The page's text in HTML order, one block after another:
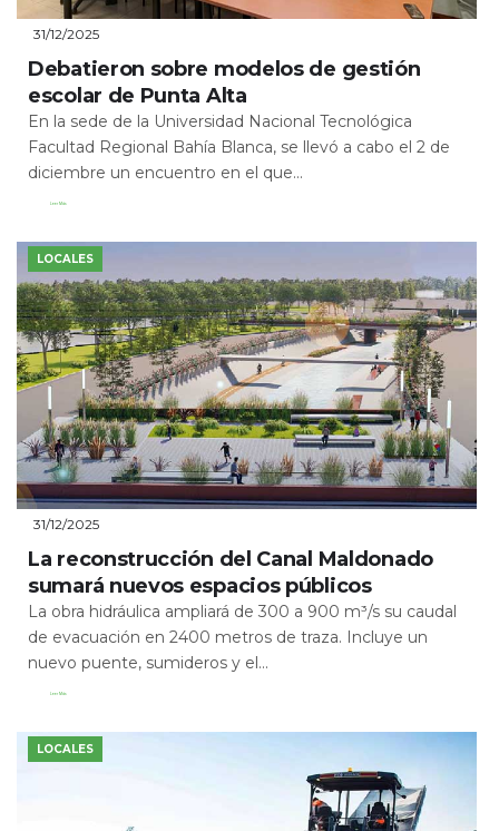
31/12/2025
Debatieron sobre modelos de gestión
escolar de Punta Alta
En la sede de la Universidad Nacional Tecnológica
Facultad Regional Bahía Blanca, se llevó a cabo el 2 de
diciembre un encuentro en el que...
Leer Más
LOCALES
31/12/2025
La reconstrucción del Canal Maldonado
sumará nuevos espacios públicos
La obra hidráulica ampliará de 300 a 900 m³/s su caudal
de evacuación en 2400 metros de traza. Incluye un
nuevo puente, sumideros y el...
Leer Más
LOCALES